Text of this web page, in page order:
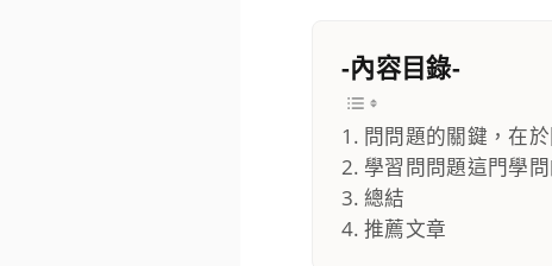
-內容目錄-
問問題的關鍵，在
學習問問題這門學
總結
推薦文章